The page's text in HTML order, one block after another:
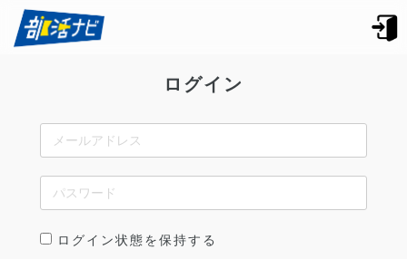
ログイン
ログイン状態を保持する